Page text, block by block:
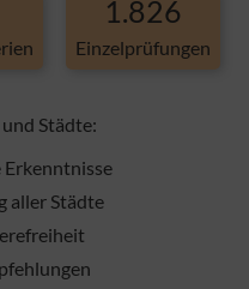
1.826
Einzelprüfungen
Städte:
aller Städte